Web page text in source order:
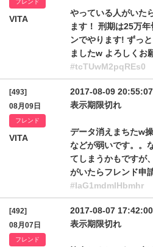
フレンド
VITA
やっている人がいた
ます！ 刑期は25万
ンでやります! ずっ
ましたw よろしくお
#tcTUwM2pqREs0
[493]
08月09日
フレンド
VITA
2017-08-09 20:55:07
表示期限切れ
データ消えまちたw
などが弱いです。。
てしまうかもですが
がいたらフレンド申
#IaG1mdmlHbmhr
[492]
08月07日
フレンド
2017-08-07 17:42:00
表示期限切れ